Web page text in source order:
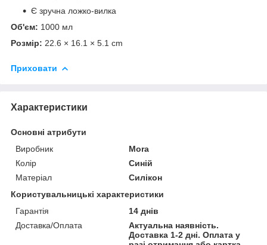
Є зручна ложко-вилка
Об'єм: 1000 мл
Розмір: 22.6 × 16.1 × 5.1 cm
Приховати
Характеристики
Основні атрибути
Виробник
Mora
Колір
Синій
Матеріал
Силікон
Користувальницькі характеристики
Гарантія
14 днів
Доставка/Оплата
Актуальна наявність.
Доставка 1-2 дні. Оплата у